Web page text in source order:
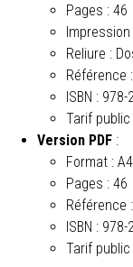
Pages : 46
Reliure :
Référence
ISBN :
Tarif public
Version PDF:
Format :
Pages : 46
Référence
ISBN :
Tarif public